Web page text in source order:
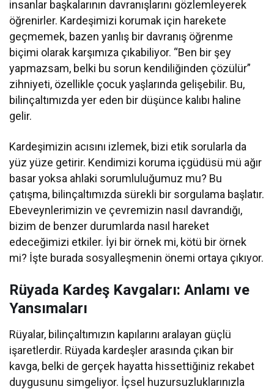
insanlar başkalarının davranışlarını gözlemleyerek
öğrenirler. Kardeşimizi korumak için harekete
geçmemek, bazen yanlış bir davranış öğrenme
biçimi olarak karşımıza çıkabiliyor. “Ben bir şey
yapmazsam, belki bu sorun kendiliğinden çözülür”
zihniyeti, özellikle çocuk yaşlarında gelişebilir. Bu,
bilinçaltımızda yer eden bir düşünce kalıbı haline
gelir.
Kardeşimizin acısını izlemek, bizi etik sorularla da
yüz yüze getirir. Kendimizi koruma içgüdüsü mü ağır
basar yoksa ahlaki sorumluluğumuz mu? Bu
çatışma, bilinçaltımızda sürekli bir sorgulama başlatır.
Ebeveynlerimizin ve çevremizin nasıl davrandığı,
bizim de benzer durumlarda nasıl hareket
edeceğimizi etkiler. İyi bir örnek mi, kötü bir örnek
mi? İşte burada sosyalleşmenin önemi ortaya çıkıyor.
Rüyada Kardeş Kavgaları: Anlamı ve
Yansımaları
Rüyalar, bilinçaltımızın kapılarını aralayan güçlü
işaretlerdir. Rüyada kardeşler arasında çıkan bir
kavga, belki de gerçek hayatta hissettiğiniz rekabet
duygusunu simgeliyor. İçsel huzursuzluklarınızla